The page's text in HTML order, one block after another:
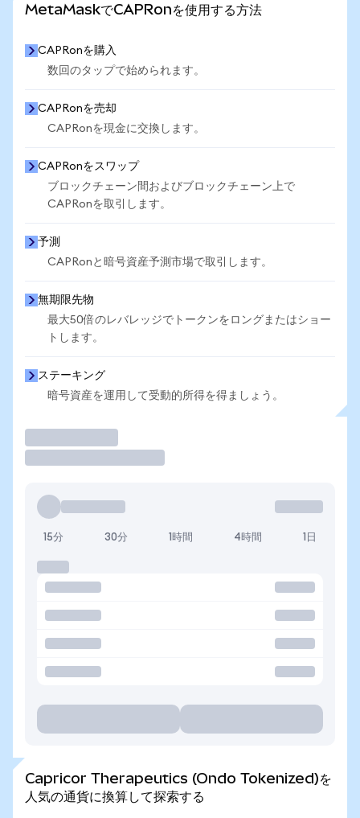
MetaMaskでCAPRonを使用する方法
CAPRonを購入
数回のタップで始められます。
CAPRonを売却
CAPRonを現金に交換します。
CAPRonをスワップ
ブロックチェーン間およびブロックチェーン上で
CAPRonを取引します。
予測
CAPRonと暗号資産予測市場で取引します。
無期限先物
最大50倍のレバレッジでトークンをロングまたはショー
トします。
ステーキング
暗号資産を運用して受動的所得を得ましょう。
15分 30分 1時間 4時間 1日
Capricor Therapeutics (Ondo Tokenized)を
人気の通貨に換算して探索する